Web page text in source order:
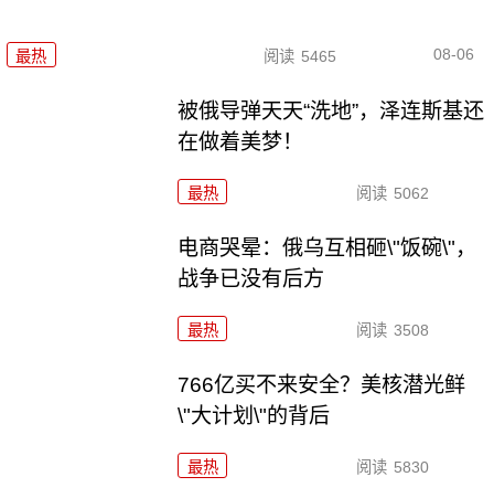
最热 阅读 5465 08-06
被俄导弹天天“洗地”，泽连斯基还
在做着美梦！
最热 阅读 5062
电商哭晕：俄乌互相砸\"饭碗\"，
战争已没有后方
最热 阅读 3508
766亿买不来安全？美核潜光鲜
\"大计划\"的背后
最热 阅读 5830